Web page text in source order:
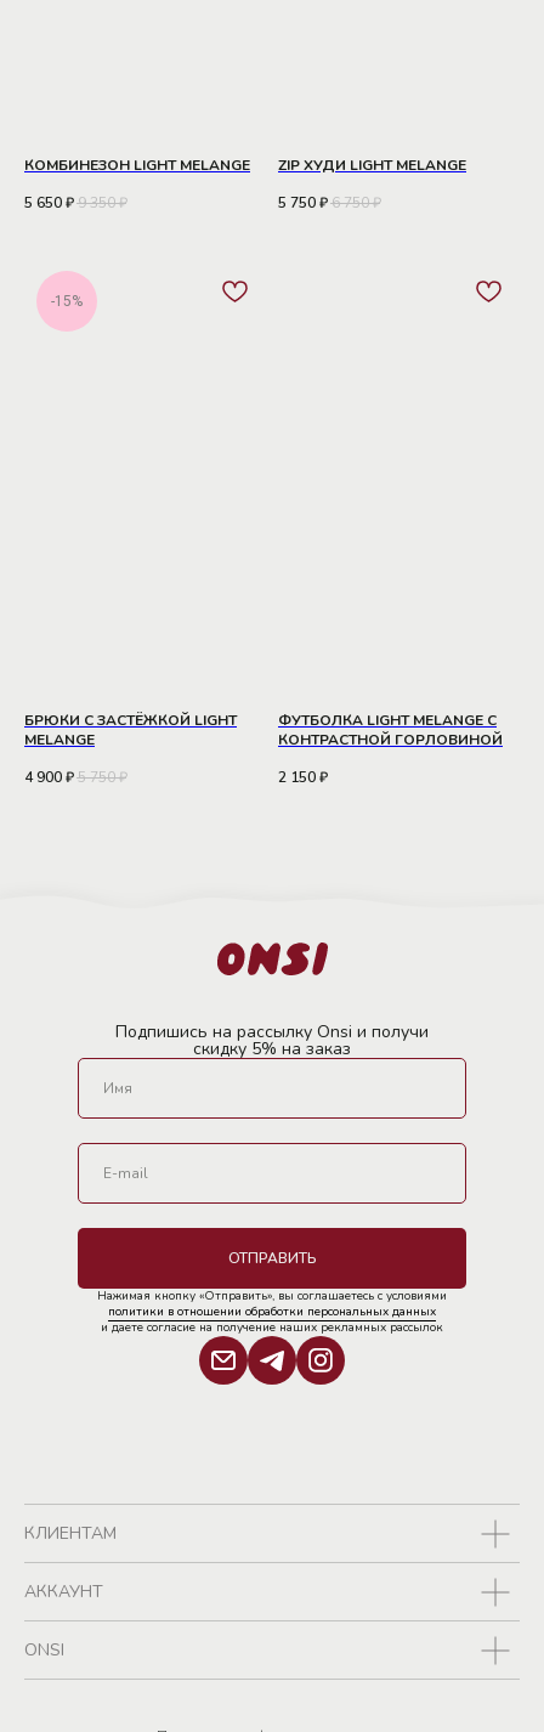
КОМБИНЕЗОН LIGHT MELANGE
5 650₽9 350₽
ZIP ХУДИ LIGHT MELANGE
5 750₽6 750₽
-15%
БРЮКИ С ЗАСТЁЖКОЙ LIGHT
MELANGE
4 900₽5 750₽
ФУТБОЛКА LIGHT MELANGE С
КОНТРАСТНОЙ ГОРЛОВИНОЙ
2 150₽
Подпишись на рассылку Onsi и получи
скидку 5% на заказ
ОТПРАВИТЬ
Нажимая кнопку «Отправить», вы соглашаетесь с условиями
политики в отношении обработки персональных данных
и даете согласие на получение наших рекламных рассылок
КЛИЕНТАМ
АККАУНТ
ONSI